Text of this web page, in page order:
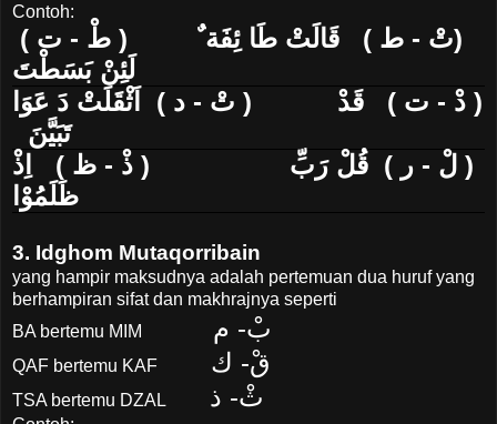
Contoh:
(تْ - ط ) قَالَتْ طَا ئِفَة ٌ ( طْ - ت )
لَئِنْ بَسَطْتَ
( تْ - د ) اَثْقَلَتْ دَ عَوَا ( دْ - ت ) قَدْ
تَبَيَّنَ
( لْ - ر ) قُلْ رَبِّ ( ذْ - ظ ) اِذْ
ظَلَمُوْا
3. Idghom Mutaqorribain
yang hampir maksudnya adalah pertemuan dua huruf yang
berhampiran sifat dan makhrajnya seperti
BA bertemu MIM بْ- م
QAF bertemu KAF قْ- ك
TSA bertemu DZAL ثْ- ذ